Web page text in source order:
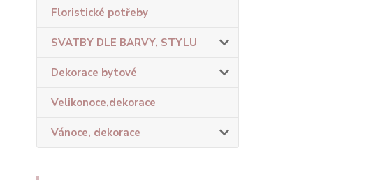
Floristické potřeby
SVATBY DLE BARVY, STYLU
Dekorace bytové
Velikonoce,dekorace
Vánoce, dekorace